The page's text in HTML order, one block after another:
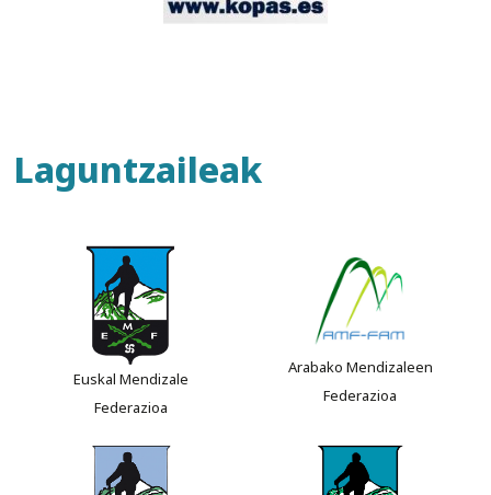
Laguntzaileak
Euskal Mendizale
Federazioa
Arabako Mendizaleen
Federazioa